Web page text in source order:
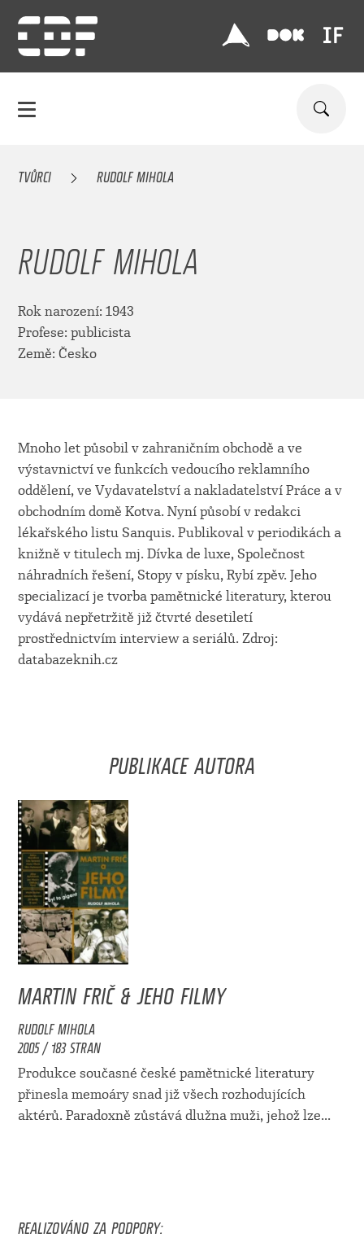
TVŮRCI RUDOLF MIHOLA
RUDOLF MIHOLA
Rok narození: 1943
Profese: publicista
Země: Česko
Mnoho let působil v zahraničním obchodě a ve
výstavnictví ve funkcích vedoucího reklamního
oddělení, ve Vydavatelství a nakladatelství Práce a v
obchodním domě Kotva. Nyní působí v redakci
lékařského listu Sanquis. Publikoval v periodikách a
knižně v titulech mj. Dívka de luxe, Společnost
náhradních řešení, Stopy v písku, Rybí zpěv. Jeho
specializací je tvorba pamětnické literatury, kterou
vydává nepřetržitě již čtvrté desetiletí
prostřednictvím interview a seriálů. Zdroj:
databazeknih.cz
PUBLIKACE AUTORA
MARTIN FRIČ & JEHO FILMY
RUDOLF MIHOLA
2005 / 183 STRAN
Produkce současné české pamětnické literatury
přinesla memoáry snad již všech rozhodujících
aktérů. Paradoxně zůstává dlužna muži, jehož lze...
REALIZOVÁNO ZA PODPORY: